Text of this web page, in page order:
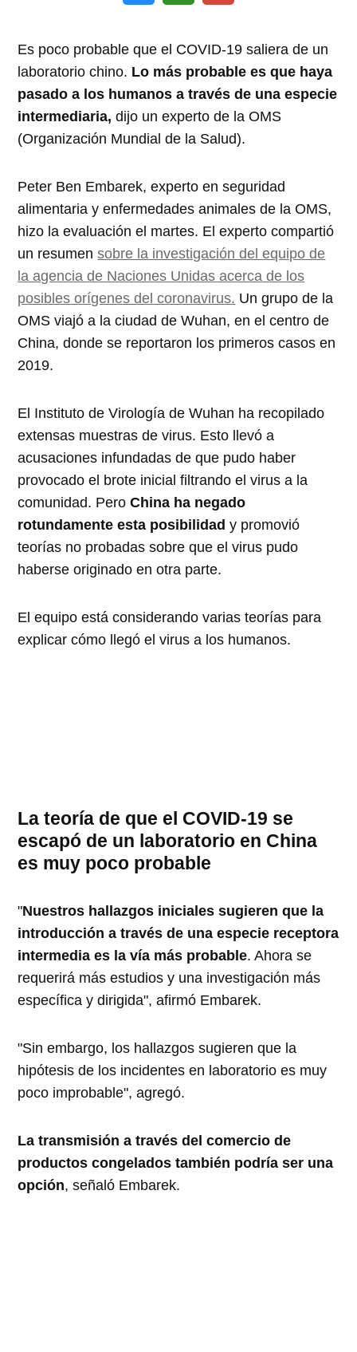
Es poco probable que el COVID-19 saliera de un
laboratorio chino. Lo más probable es que haya
pasado a los humanos a través de una especie
intermediaria, dijo un experto de la OMS
(Organización Mundial de la Salud).
Peter Ben Embarek, experto en seguridad
alimentaria y enfermedades animales de la OMS,
hizo la evaluación el martes. El experto compartió
un resumensobre la investigación del equipo de
la agencia de Naciones Unidas acerca de los
posibles orígenes del coronavirus. Un grupo de la
OMS viajó a la ciudad de Wuhan, en el centro de
China, donde se reportaron los primeros casos en
2019.
El Instituto de Virología de Wuhan ha recopilado
extensas muestras de virus. Esto llevó a
acusaciones infundadas de que pudo haber
provocado el brote inicial filtrando el virus a la
comunidad. PeroChina ha negado
rotundamente esta posibilidady promovió
teorías no probadas sobre que el virus pudo
haberse originado en otra parte.
El equipo está considerando varias teorías para
explicar cómo llegó el virus a los humanos.
La teoría de que el COVID-19 se
escapó de un laboratorio en China
es muy poco probable
"Nuestros hallazgos iniciales sugieren que la
introducción a través de una especie receptora
intermedia es la vía más probable. Ahora se
requerirá más estudios y una investigación más
específica y dirigida", afirmó Embarek.
"Sin embargo, los hallazgos sugieren que la
hipótesis de los incidentes en laboratorio es muy
poco improbable", agregó.
La transmisión a través del comercio de
productos congelados también podría ser una
opción, señaló Embarek.